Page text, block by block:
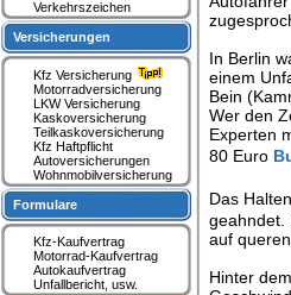
In Berlin
einem
Bein
Wer den
Experten
80 Euro
Das
geahndet.
auf
Hinter
Verkehrszeichen
Versicherungen
Kfz Versicherung
Motorradversicherung
LKW Versicherung
Kaskoversicherung
Teilkaskoversicherung
Kfz Haftpflicht
Autoversicherungen
Wohnmobilversicherung
Formulare
Kfz-Kaufvertrag
Motorrad-Kaufvertrag
Autokaufvertrag
Unfallbericht, usw.